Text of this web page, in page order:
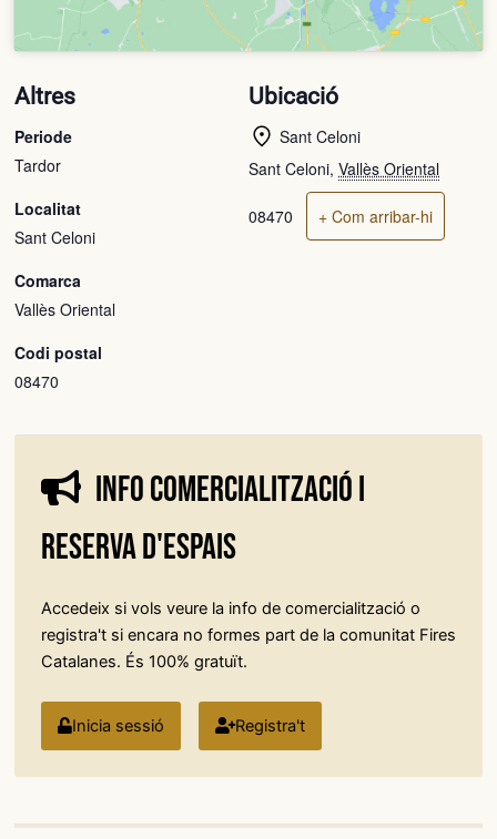
Ubicació
Sant Celoni
Sant Celoni, Vallès Oriental
08470 + Com arribar-hi
Altres
Periode
Tardor
Localitat
Sant Celoni
Comarca
Vallès Oriental
Codi postal
08470
Info comercialització i
reserva d'espais
Accedeix si vols veure la info de comercialització o
registra't si encara no formes part de la comunitat Fires
Catalanes. És 100% gratuït.
Inicia sessió Registra't